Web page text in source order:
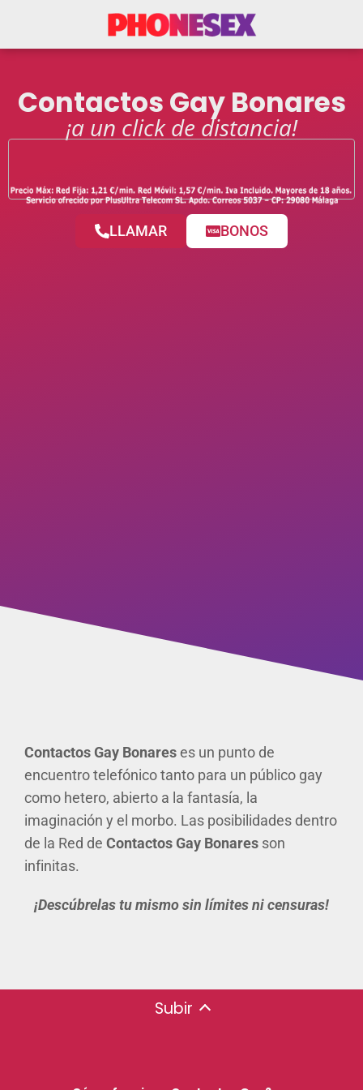
Contactos Gay Bonares
¡a un click de distancia!
LLAMAR BONOS
Contactos Gay Bonareses un punto de
encuentro telefónico tanto para un público gay
como hetero, abierto a la fantasía, la
imaginación y el morbo. Las posibilidades dentro
de la Red de Contactos Gay Bonares son
infinitas.
¡Descúbrelas tu mismo sin límites ni censuras!
Subir